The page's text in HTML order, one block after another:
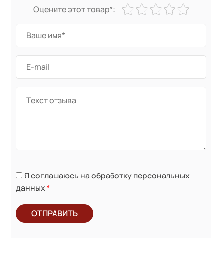
Оцените этот товар*:
Я соглашаюсь на обработку персональных
данных*
ОТПРАВИТЬ